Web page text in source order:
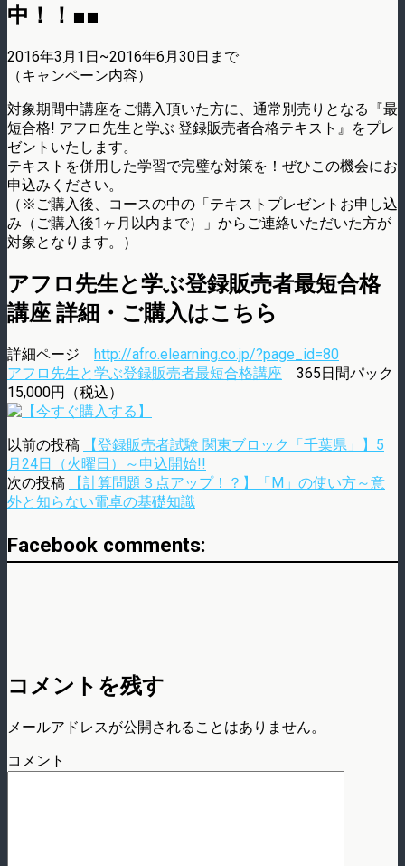
中！！■■
2016年3月1日~2016年6月30日まで
（キャンペーン内容）
対象期間中講座をご購入頂いた方に、通常別売りとなる『最
短合格! アフロ先生と学ぶ 登録販売者合格テキスト』をプレ
ゼントいたします。
テキストを併用した学習で完璧な対策を！ぜひこの機会にお
申込みください。
（※ご購入後、コースの中の「テキストプレゼントお申し込
み（ご購入後1ヶ月以内まで）」からご連絡いただいた方が
対象となります。）
アフロ先生と学ぶ登録販売者最短合格
講座 詳細・ご購入はこちら
詳細ページ
http://afro.elearning.co.jp/?page_id=80
アフロ先生と学ぶ登録販売者最短合格講座 365日間パック
15,000円（税込）
以前の投稿
【登録販売者試験 関東ブロック「千葉県」】5
月24日（火曜日）～申込開始!!
次の投稿
【計算問題３点アップ！？】「M」の使い方～意
外と知らない電卓の基礎知識
Facebook comments:
コメントを残す
メールアドレスが公開されることはありません。
コメント